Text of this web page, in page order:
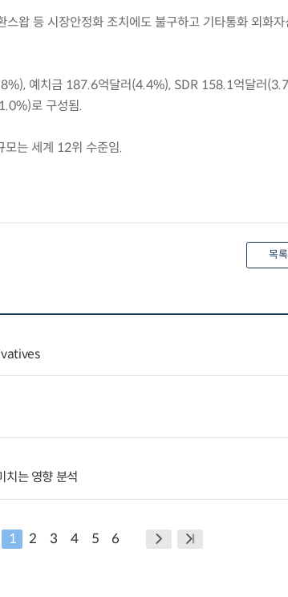
왑 등 시장안정화 조치에도 불구하고 기타통화 외화
예치금 187.6억달러(4.4%), SDR 158.1억달러
로 구성됨.
는 세계 12위 수준임.
목
치는 영향 분석
1 2 3 4 5 6